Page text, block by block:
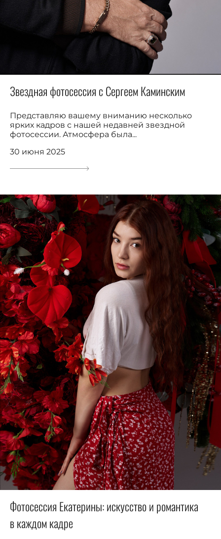
Звездная фотосессия с Сергеем Каминским
Представляю вашему вниманию несколько
ярких кадров с нашей недавней звездной
фотосессии. Атмосфера была...
30 июня 2025
Фотосессия Екатерины: искусство и романтика
в каждом кадре